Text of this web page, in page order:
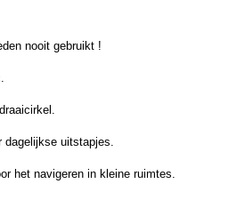
nooit gebruikt !
dagelijkse uitstapjes.
het navigeren in kleine ruimtes.